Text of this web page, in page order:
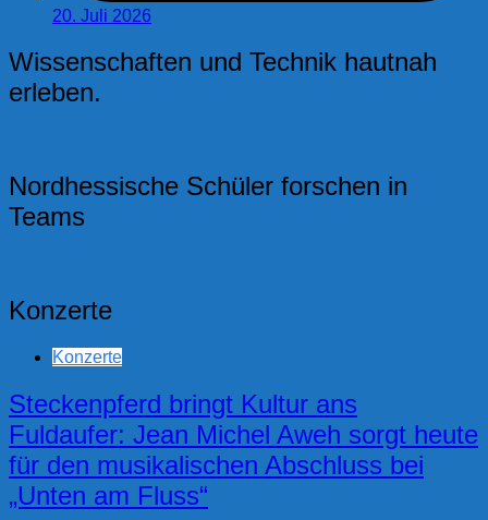
20. Juli 2026
Wissenschaften und Technik hautnah
erleben.
Nordhessische Schüler forschen in
Teams
Konzerte
Konzerte
Steckenpferd bringt Kultur ans
Fuldaufer: Jean Michel Aweh sorgt heute
für den musikalischen Abschluss bei
„Unten am Fluss“